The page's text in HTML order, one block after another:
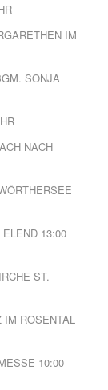
IM
SONJA
NACH
13:00
ST.
IM ROSENTAL
10:00